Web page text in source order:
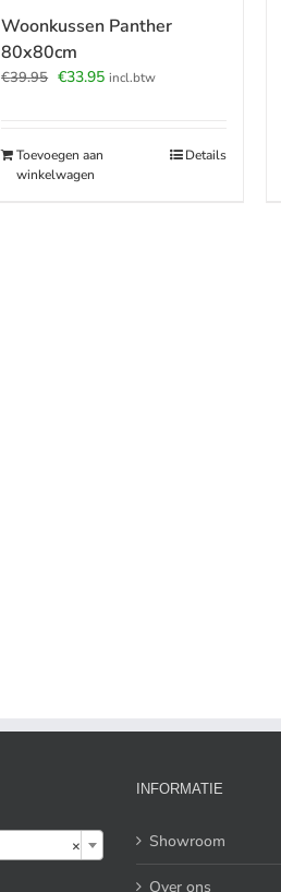
Woonkussen Panther
80x80cm
€39.95 Oorspronkelijke
€33.95Huidige
incl.btw
Toevoegen aan
winkelwagen
Details
×
INFORMATIE
Showroom
Over ons